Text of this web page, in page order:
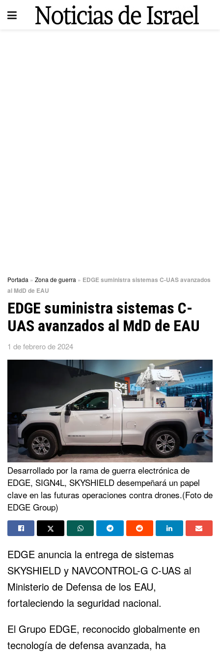
Portada » Zona de guerra » EDGE suministra sistemas C-UAS avanzados
al MdD de EAU
EDGE suministra sistemas C-
UAS avanzados al MdD de EAU
1 de febrero de 2024
Desarrollado por la rama de guerra electrónica de
EDGE, SIGN4L, SKYSHIELD desempeñará un papel
clave en las futuras operaciones contra drones.(Foto de
EDGE Group)
EDGE anuncia la entrega de sistemas
SKYSHIELD y NAVCONTROL-G C-UAS al
Ministerio de Defensa de los EAU,
fortaleciendo la seguridad nacional.
El Grupo EDGE, reconocido globalmente en
tecnología de defensa avanzada, ha